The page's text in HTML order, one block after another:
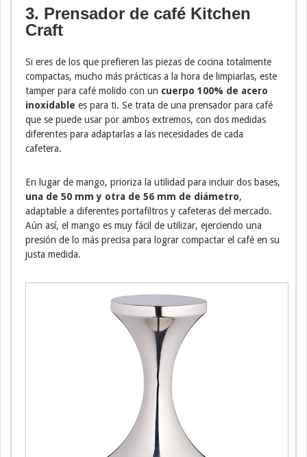
3. Prensador de café Kitchen
Craft
Si eres de los que prefieren las piezas de cocina totalmente
compactas, mucho más prácticas a la hora de limpiarlas, este
tamper para café molido con un cuerpo 100% de acero
inoxidable es para ti. Se trata de una prensador para café
que se puede usar por ambos extremos, con dos medidas
diferentes para adaptarlas a las necesidades de cada
cafetera.
En lugar de mango, prioriza la utilidad para incluir dos bases,
una de 50 mm y otra de 56 mm de diámetro,
adaptable a diferentes portafiltros y cafeteras del mercado.
Aún así, el mango es muy fácil de utilizar, ejerciendo una
presión de lo más precisa para lograr compactar el café en su
justa medida.